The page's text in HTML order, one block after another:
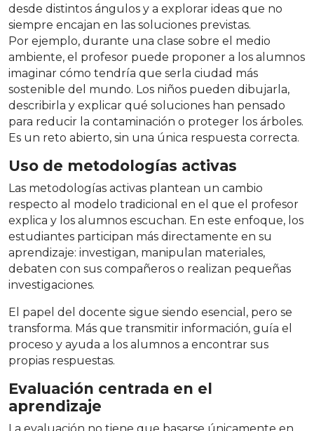
desde distintos ángulos y a explorar ideas que no
siempre encajan en las soluciones previstas.
Por ejemplo, durante una clase sobre el medio
ambiente, el profesor puede proponer a los alumnos
imaginar cómo tendría que serla ciudad más
sostenible del mundo. Los niños pueden dibujarla,
describirla y explicar qué soluciones han pensado
para reducir la contaminación o proteger los árboles.
Es un reto abierto, sin una única respuesta correcta.
Uso de metodologías activas
Las metodologías activas plantean un cambio
respecto al modelo tradicional en el que el profesor
explica y los alumnos escuchan. En este enfoque, los
estudiantes participan más directamente en su
aprendizaje: investigan, manipulan materiales,
debaten con sus compañeros o realizan pequeñas
investigaciones.
El papel del docente sigue siendo esencial, pero se
transforma. Más que transmitir información, guía el
proceso y ayuda a los alumnos a encontrar sus
propias respuestas.
Evaluación centrada en el
aprendizaje